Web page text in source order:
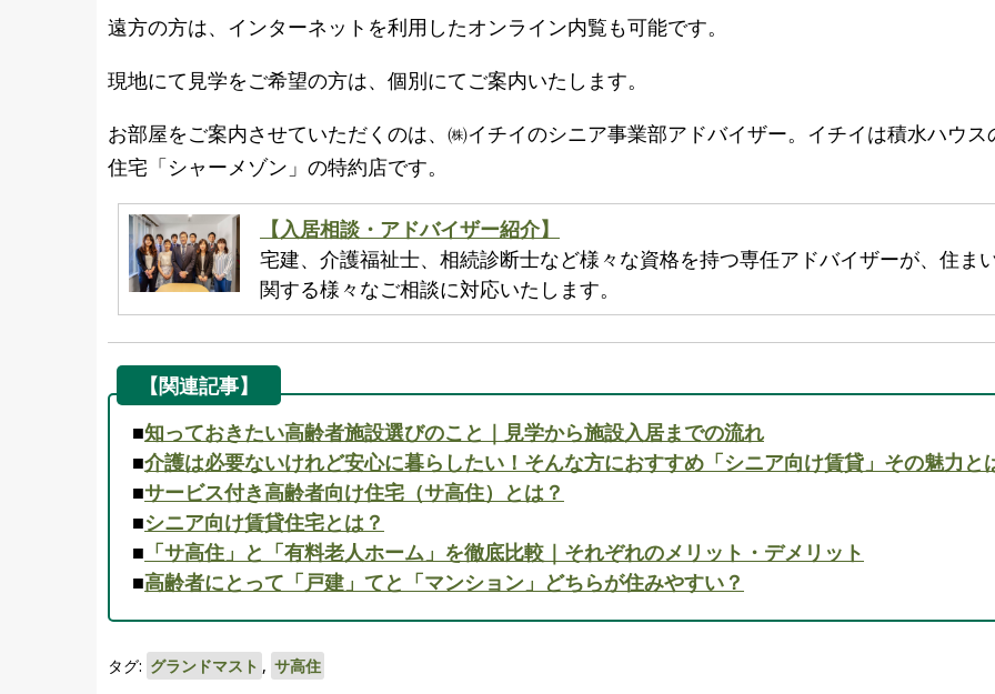
遠方の方は、インターネットを利用したオンライン内覧も可能です。
現地にて見学をご希望の方は、個別にてご案内いたします。
お部屋をご案内させていただくのは、㈱イチイのシニア事業部アドバイザー。イチイは積水ハウス
住宅「シャーメゾン」の特約店です。
【入居相談・アドバイザー紹介】
宅建、介護福祉士、相続診断士など様々な資格を持つ専任アドバイザーが、住ま
関する様々なご相談に対応いたします。
【関連記事】
■知っておきたい高齢者施設選びのこと｜見学から施設入居までの流れ
■介護は必要ないけれど安心に暮らしたい！そんな方におすすめ「シニア向け賃貸」その魅力と
■サービス付き高齢者向け住宅（サ高住）とは？
■シニア向け賃貸住宅とは？
■ 「サ高住」と「有料老人ホーム」を徹底比較｜それぞれのメリット・デメリット
■高齢者にとって「戸建」てと「マンション」どちらが住みやすい？
タグ: グランドマスト , サ高住